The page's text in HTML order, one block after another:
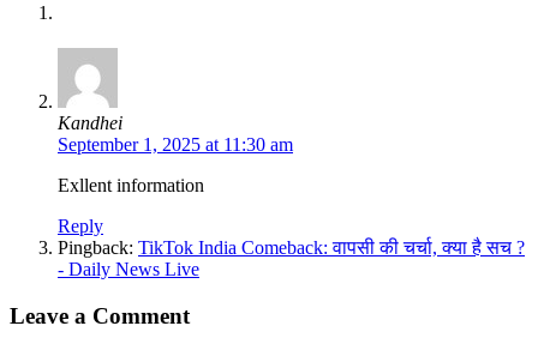
Kandhei
September 1, 2025 at 11:30 am
Exllent information
Reply
Pingback: TikTok India Comeback: वापसी की चर्चा, क्या है सच ?
- Daily News Live
Leave a Comment